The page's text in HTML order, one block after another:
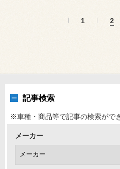
1 2
記事検索
※車種・商品等で記事の検索がで
メーカー